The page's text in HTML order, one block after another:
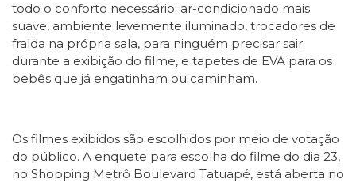
todo o conforto necessário: ar-condicionado mais
suave, ambiente levemente iluminado, trocadores de
fralda na própria sala, para ninguém precisar sair
durante a exibição do filme, e tapetes de EVA para os
bebês que já engatinham ou caminham.
Os filmes exibidos são escolhidos por meio de votação
do público. A enquete para escolha do filme do dia 23,
no Shopping Metrô Boulevard Tatuapé, está aberta no